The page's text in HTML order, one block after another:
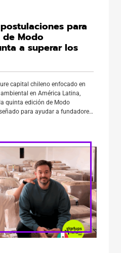
para
Modo
a superar los
capital chileno enfocado en
en América Latina,
quinta edición de Modo
para ayudar a fundadores